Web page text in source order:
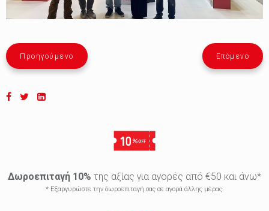
Προηγούμενο Επόμενο
Δωροεπιταγή 10% της αξίας για αγορές από €50 και άνω*
* Εξαργυρώστε την δωροεπιταγή σας σε αγορά άλλης μέρας.